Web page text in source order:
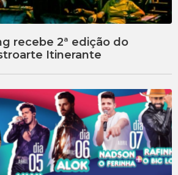
recebe 2ª edição do
Itinerante